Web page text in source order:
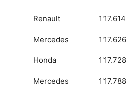
Renault 1'17.614
Mercedes 1'17.626
Honda 1'17.728
Mercedes 1'17.788